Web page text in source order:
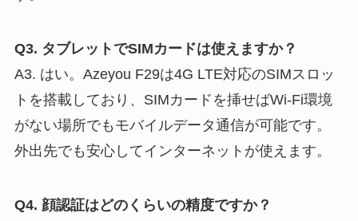
Q3. タブレットでSIMカードは使えますか？
A3. はい。Azeyou F29は4G LTE対応のSIMスロッ
トを搭載しており、SIMカードを挿せばWi-Fi環境
がない場所でもモバイルデータ通信が可能です。
外出先でも安心してインターネットが使えます。
Q4. 顔認証はどのくらいの精度ですか？